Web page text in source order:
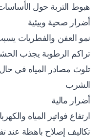
هبوط التربة حول
أضرار صحية وبيئية
نمو العفن والفطريات
تراكم الرطوبة يجذب
تلوث مصادر المياه في
الشرب
أضرار مالية
ارتفاع فواتير المياه
تكاليف إصلاح باهظة عند